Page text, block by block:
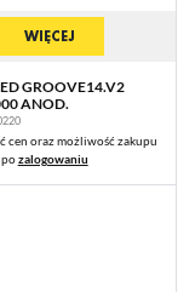
WIĘCEJ
GROOVE14.V2
ANOD.
cen oraz możliwość zakupu
zalogowaniu